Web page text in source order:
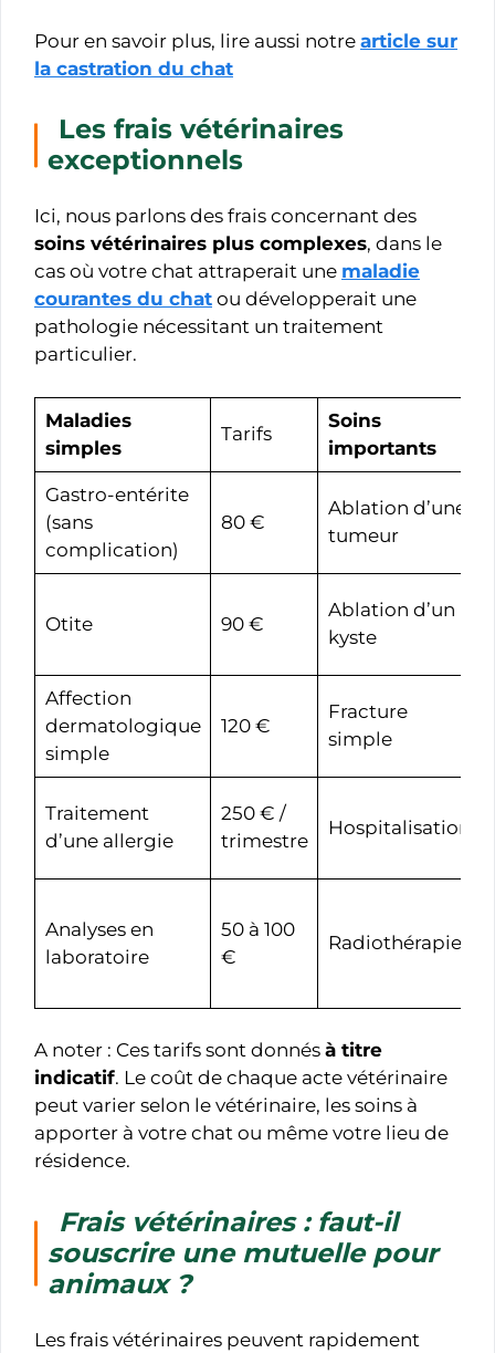
Pour en savoir plus, lire aussi notre article sur
la castration du chat
Les frais vétérinaires
exceptionnels
Ici, nous parlons des frais concernant des
soins vétérinaires plus complexes, dans le
cas où votre chat attraperait une maladie
courantes du chat ou développerait une
pathologie nécessitant un traitement
particulier.
Maladies
simples
Tarifs
Soins
importants
Gastro-entérite
(sans
complication)
80 €
Ablation d’une
tumeur
Otite 90 €
Ablation d’un
kyste
Affection
dermatologique
simple
120 €
Fracture
simple
Traitement
d’une allergie
250 € /
trimestre
Hospitalisation
Analyses en
laboratoire
50 à 100
€
Radiothérapie
A noter : Ces tarifs sont donnés à titre
indicatif. Le coût de chaque acte vétérinaire
peut varier selon le vétérinaire, les soins à
apporter à votre chat ou même votre lieu de
résidence.
Frais vétérinaires : faut-il
souscrire une mutuelle pour
animaux ?
Les frais vétérinaires peuvent rapidement